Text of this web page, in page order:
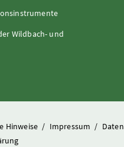
Wildbach- und
Hinweise / Impressum /